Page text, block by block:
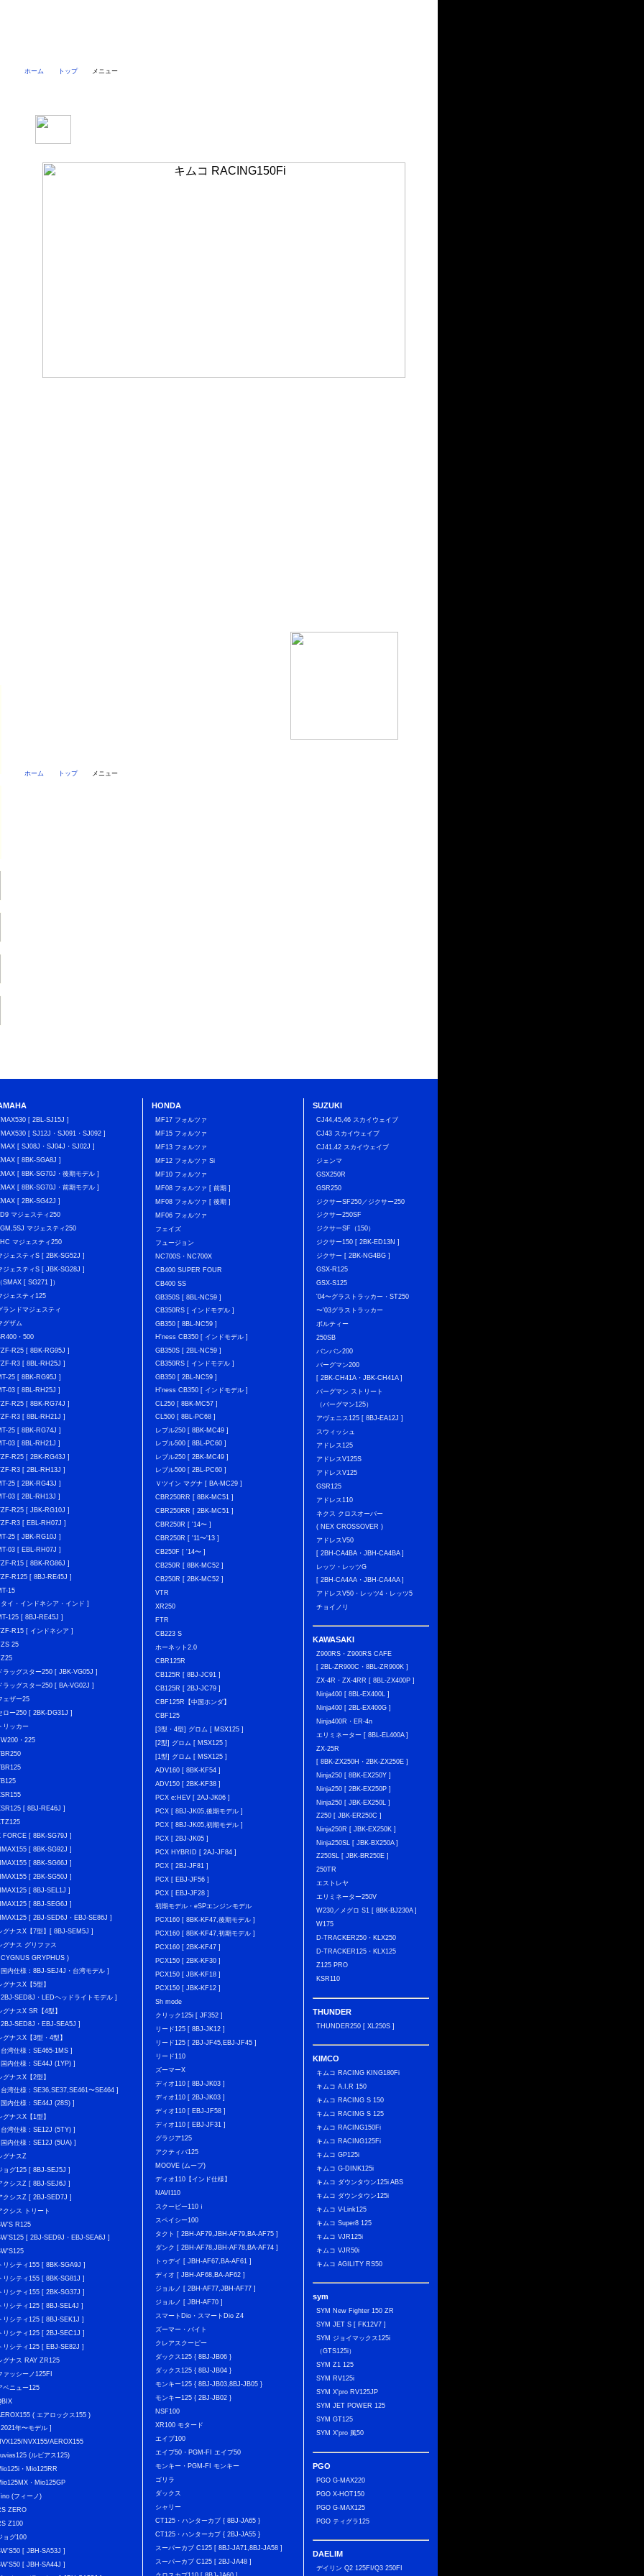
ホーム トップ メニュー
ホーム トップ メニュー
[ 2BL-SJ15J ]
[ SJ12J・SJ091・SJ092 ]
[ SJ08J・SJ04J・SJ02J ]
[ 8BK-SGA8J ]
[ 8BK-SG70J・後期モデル ]
[ 8BK-SG70J・前期モデル ]
[ 2BK-SG42J ]
マジェスティ250
マジェスティ250
マジェスティ250
ジェスティS [ 2BK-SG52J ]
ジェスティS [ JBK-SG28J ]
SMAX [ SG271 ]）
ジェスティ125
ランドマジェスティ
グザム
・500
R25 [ 8BK-RG95J ]
R3 [ 8BL-RH25J ]
25 [ 8BK-RG95J ]
03 [ 8BL-RH25J ]
R25 [ 8BK-RG74J ]
R3 [ 8BL-RH21J ]
25 [ 8BK-RG74J ]
03 [ 8BL-RH21J ]
R25 [ 2BK-RG43J ]
R3 [ 2BL-RH13J ]
25 [ 2BK-RG43J ]
03 [ 2BL-RH13J ]
R25 [ JBK-RG10J ]
R3 [ EBL-RH07J ]
25 [ JBK-RG10J ]
03 [ EBL-RH07J ]
R15 [ 8BK-RG86J ]
R125 [ 8BJ-RE45J ]
15
イ・インドネシア・インド ]
125 [ 8BJ-RE45J ]
R15 [ インドネシア ]
25
ラッグスター250 [ JBK-VG05J ]
ラッグスター250 [ BA-VG02J ]
ェザー25
ロー250 [ 2BK-DG31J ]
リッカー
・225
[ 8BJ-RE46J ]
FORCE [ 8BK-SG79J ]
[ 8BK-SG92J ]
[ 8BK-SG66J ]
[ 2BK-SG50J ]
[ 8BJ-SEL1J ]
[ 8BJ-SEG6J ]
[ 2BJ-SED6J・EBJ-SE86J ]
グナスX【7型】[ 8BJ-SEM5J ]
グナス グリファス
GRYPHUS )
内仕様：8BJ-SEJ4J・台湾モデル ]
グナスX【5型】
SED8J・LEDヘッドライトモデル ]
グナスX SR【4型】
SED8J・EBJ-SEA5J ]
グナスX【3型・4型】
湾仕様：SE465-1MS ]
内仕様：SE44J (1YP) ]
グナスX【2型】
湾仕様：SE36,SE37,SE461〜SE464 ]
内仕様：SE44J (28S) ]
グナスX【1型】
湾仕様：SE12J (5TY) ]
内仕様：SE12J (5UA) ]
グナスZ
ョグ125 [ 8BJ-SEJ5J ]
クシスZ [ 8BJ-SEJ6J ]
クシスZ [ 2BJ-SED7J ]
クシス トリート
R125
[ 2BJ-SED9J・EBJ-SEA6J ]
リシティ155 [ 8BK-SGA9J ]
リシティ155 [ 8BK-SG81J ]
リシティ155 [ 2BK-SG37J ]
リシティ125 [ 8BJ-SEL4J ]
リシティ125 [ 8BJ-SEK1J ]
リシティ125 [ 2BJ-SEC1J ]
リシティ125 [ EBJ-SE82J ]
グナス RAY ZR125
ァッシーノ125FI
ベニュー125
( エアロックス155 )
年〜モデル ]
NVX155/AEROX155
(ルビアス125)
・Mio125RR
・Mio125GP
(フィーノ)
ZERO
Z100
ョグ100
[ JBH-SA53J ]
[ JBH-SA44J ]
HONDA
MF17 フォルツァ
MF15 フォルツァ
MF13 フォルツァ
MF12 フォルツァ Si
MF10 フォルツァ
MF08 フォルツァ [ 前期 ]
MF08 フォルツァ [ 後期 ]
MF06 フォルツァ
フェイズ
フュージョン
NC700S・NC700X
CB400 SUPER FOUR
CB400 SS
GB350S [ 8BL-NC59 ]
CB350RS [ インドモデル ]
GB350 [ 8BL-NC59 ]
H'ness CB350 [ インドモデル ]
GB350S [ 2BL-NC59 ]
CB350RS [ インドモデル ]
GB350 [ 2BL-NC59 ]
H'ness CB350 [ インドモデル ]
CL250 [ 8BK-MC57 ]
CL500 [ 8BL-PC68 ]
レブル250 [ 8BK-MC49 ]
レブル500 [ 8BL-PC60 ]
レブル250 [ 2BK-MC49 ]
レブル500 [ 2BL-PC60 ]
Ｖツイン マグナ [ BA-MC29 ]
CBR250RR [ 8BK-MC51 ]
CBR250RR [ 2BK-MC51 ]
CBR250R [ '14〜 ]
CBR250R [ '11〜'13 ]
CB250F [ '14〜 ]
CB250R [ 8BK-MC52 ]
CB250R [ 2BK-MC52 ]
VTR
XR250
FTR
CB223 S
ホーネット2.0
CBR125R
CB125R [ 8BJ-JC91 ]
CB125R [ 2BJ-JC79 ]
CBF125R【中国ホンダ】
CBF125
[3型・4型] グロム [ MSX125 ]
[2型] グロム [ MSX125 ]
[1型] グロム [ MSX125 ]
ADV160 [ 8BK-KF54 ]
ADV150 [ 2BK-KF38 ]
PCX e:HEV [ 2AJ-JK06 ]
PCX [ 8BJ-JK05,後期モデル ]
PCX [ 8BJ-JK05,初期モデル ]
PCX [ 2BJ-JK05 ]
PCX HYBRID [ 2AJ-JF84 ]
PCX [ 2BJ-JF81 ]
PCX [ EBJ-JF56 ]
PCX [ EBJ-JF28 ]
初期モデル・eSPエンジンモデル
PCX160 [ 8BK-KF47,後期モデル ]
PCX160 [ 8BK-KF47,初期モデル ]
PCX160 [ 2BK-KF47 ]
PCX150 [ 2BK-KF30 ]
PCX150 [ JBK-KF18 ]
PCX150 [ JBK-KF12 ]
Sh mode
クリック125i [ JF352 ]
リード125 [ 8BJ-JK12 ]
リード125 [ 2BJ-JF45,EBJ-JF45 ]
リード110
ズーマーX
ディオ110 [ 8BJ-JK03 ]
ディオ110 [ 2BJ-JK03 ]
ディオ110 [ EBJ-JF58 ]
ディオ110 [ EBJ-JF31 ]
グラジア125
アクティバ125
MOOVE (ムーブ)
ディオ110【インド仕様】
NAVI110
スクーピー110ｉ
スペイシー100
タクト [ 2BH-AF79,JBH-AF79,BA-AF75 ]
ダンク [ 2BH-AF78,JBH-AF78,BA-AF74 ]
トゥデイ [ JBH-AF67,BA-AF61 ]
ディオ [ JBH-AF68,BA-AF62 ]
ジョルノ [ 2BH-AF77,JBH-AF77 ]
ジョルノ [ JBH-AF70 ]
スマートDio・スマートDio Z4
ズーマー・バイト
クレアスクーピー
ダックス125 { 8BJ-JB06 }
ダックス125 { 8BJ-JB04 }
モンキー125 { 8BJ-JB03,8BJ-JB05 }
モンキー125 { 2BJ-JB02 }
NSF100
XR100 モタード
エイプ100
エイプ50・PGM-FI エイプ50
モンキー・PGM-FI モンキー
ゴリラ
ダックス
シャリー
CT125・ハンターカブ { 8BJ-JA65 }
CT125・ハンターカブ { 2BJ-JA55 }
スーパーカブ C125 [ 8BJ-JA71,8BJ-JA58 ]
スーパーカブ C125 [ 2BJ-JA48 ]
SUZUKI
CJ44,45,46 スカイウェイブ
CJ43 スカイウェイブ
CJ41,42 スカイウェイブ
ジェンマ
GSX250R
GSR250
ジクサーSF250／ジクサー250
ジクサー250SF
ジクサーSF（150）
ジクサー150 [ 2BK-ED13N ]
ジクサー [ 2BK-NG4BG ]
GSX-R125
GSX-S125
'04〜グラストラッカー・ST250
〜'03グラストラッカー
ボルティー
250SB
バンバン200
バーグマン200
[ 2BK-CH41A・JBK-CH41A ]
バーグマン ストリート
（バーグマン125）
アヴェニス125 [ 8BJ-EA12J ]
スウィッシュ
アドレス125
アドレスV125S
アドレスV125
GSR125
アドレス110
ネクス クロスオーバー
( NEX CROSSOVER )
アドレスV50
[ 2BH-CA4BA・JBH-CA4BA ]
レッツ・レッツG
[ 2BH-CA4AA・JBH-CA4AA ]
アドレスV50・レッツ4・レッツ5
チョイノリ
KAWASAKI
Z900RS・Z900RS CAFE
[ 2BL-ZR900C・8BL-ZR900K ]
ZX-4R・ZX-4RR [ 8BL-ZX400P ]
Ninja400 [ 8BL-EX400L ]
Ninja400 [ 2BL-EX400G ]
Ninja400R・ER-4n
エリミネーター [ 8BL-EL400A ]
ZX-25R
[ 8BK-ZX250H・2BK-ZX250E ]
Ninja250 [ 8BK-EX250Y ]
Ninja250 [ 2BK-EX250P ]
Ninja250 [ JBK-EX250L ]
Z250 [ JBK-ER250C ]
Ninja250R [ JBK-EX250K ]
Ninja250SL [ JBK-BX250A ]
Z250SL [ JBK-BR250E ]
250TR
エストレヤ
エリミネーター250V
W230／メグロ S1 [ 8BK-BJ230A ]
W175
D-TRACKER250・KLX250
D-TRACKER125・KLX125
Z125 PRO
KSR110
THUNDER
THUNDER250 [ XL250S ]
KIMCO
キムコ RACING KING180Fi
キムコ A.I.R 150
キムコ RACING S 150
キムコ RACING S 125
キムコ RACING150Fi
キムコ RACING125Fi
キムコ GP125i
キムコ G-DINK125i
キムコ ダウンタウン125i ABS
キムコ ダウンタウン125i
キムコ V-Link125
キムコ Super8 125
キムコ VJR125i
キムコ VJR50i
キムコ AGILITY RS50
sym
SYM New Fighter 150 ZR
SYM JET S [ FK12V7 ]
SYM ジョイマックス125i
（GTS125i）
SYM Z1 125
SYM RV125i
SYM X'pro RV125JP
SYM JET POWER 125
SYM GT125
SYM X'pro 風50
PGO
PGO G-MAX220
PGO X-HOT150
PGO G-MAX125
PGO ティグラ125
DAELIM
デイリン Q2 125FI/Q3 250FI